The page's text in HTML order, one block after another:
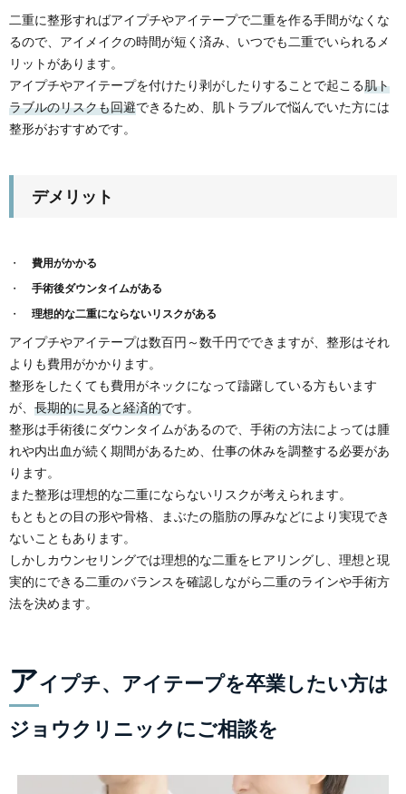
二重に整形すればアイプチやアイテープで二重を作る手間がなくな
るので、アイメイクの時間が短く済み、いつでも二重でいられるメ
リットがあります。
アイプチやアイテープを付けたり剥がしたりすることで起こる肌ト
ラブルのリスクも回避できるため、肌トラブルで悩んでいた方には
整形がおすすめです。
デメリット
費用がかかる
手術後ダウンタイムがある
理想的な二重にならないリスクがある
アイプチやアイテープは数百円～数千円でできますが、整形はそれ
よりも費用がかかります。
整形をしたくても費用がネックになって躊躇している方もいます
が、 長期的に見ると経済的です。
整形は手術後にダウンタイムがあるので、手術の方法によっては腫
れや内出血が続く期間があるため、仕事の休みを調整する必要があ
ります。
また整形は理想的な二重にならないリスクが考えられます。
もともとの目の形や骨格、まぶたの脂肪の厚みなどにより実現でき
ないこともあります。
しかしカウンセリングでは理想的な二重をヒアリングし、理想と現
実的にできる二重のバランスを確認しながら二重のラインや手術方
法を決めます。
アイプチ、アイテープを卒業したい方は
ジョウクリニックにご相談を